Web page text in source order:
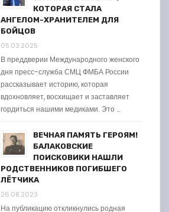
КОТОРАЯ СТАЛА
АНГЕЛОМ-ХРАНИТЕЛЕМ ДЛЯ
БОЙЦОВ
05.03.2025
В преддверии Международного женского
дня пресс-служба СМЦ ФМБА России
рассказывает историю, которая
вдохновляет, восхищает и заставляет
гордиться нашими медиками. Это …
ВЕЧНАЯ ПАМЯТЬ ГЕРОЯМ!
БАЛАКОВСКИЕ
ПОИСКОВИКИ НАШЛИ
РОДСТВЕННИКОВ ПОГИБШЕГО
ЛЁТЧИКА
26.08.2023
На публикацию откликнулись родная